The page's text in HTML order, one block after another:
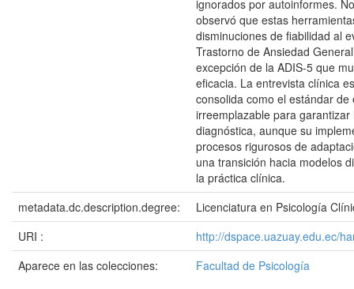
ignorados por autoinformes.
observó que estas
disminuciones de fiabilidad al
Trastorno de Ansiedad
excepción de la ADIS-5 que
eficacia. La entrevista clínica
consolida como el estándar de
irreemplazable para garantizar
diagnóstica, aunque su
procesos rigurosos de
una transición hacia modelos
la práctica clínica.
metadata.dc.description.degree:
Licenciatura en Psicología
URI :
http://dspace.uazuay.edu.ec/
Aparece en las colecciones:
Facultad de Psicología